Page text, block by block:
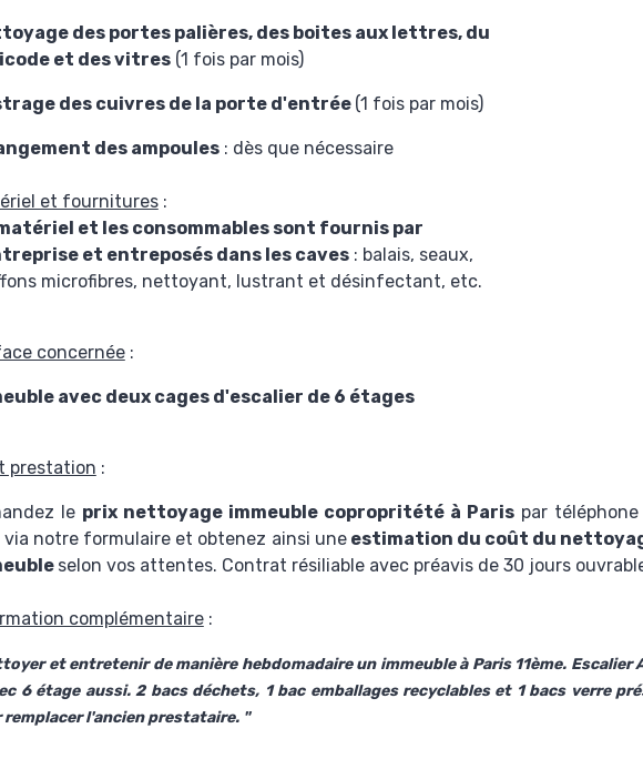
des portes palières, des boites aux lettres, du
et des vitres(1 fois par mois)
des cuivres de la porte d'entrée (1 fois par mois)
des ampoules: dès que nécessaire
et fournitures:
et les consommables sont fournis par
et entreposés dans les caves: balais, seaux,
microfibres, nettoyant, lustrant et désinfectant, etc.
concernée:
avec deux cages d'escalier de 6 étages
prestation :
le prix nettoyage immeuble copropritété à Paris par téléphone
via notre formulaire et obtenez ainsi uneestimation du coût du
selon vos attentes. Contrat résiliable avec préavis de 30 jours
complémentaire:
et entretenir de manière hebdomadaire un immeuble à Paris 11ème. Escalier
6 étage aussi. 2 bacs déchets, 1 bac emballages recyclables et 1 bacs verre
remplacer l'ancien prestataire. "